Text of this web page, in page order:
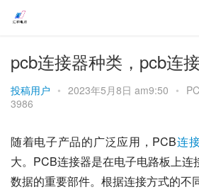
pcb连接器种类，pcb连
投稿用户 • 2023年5月8日 am9:50 •
3986
随着电子产品的广泛应用，PCB连
大。PCB连接器是在电子电路板上连
数据的重要部件。根据连接方式的不